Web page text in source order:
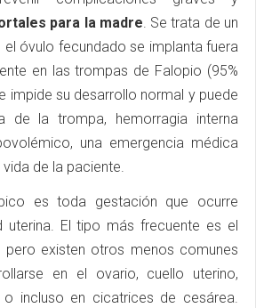
para la madre. Se trata de un
el óvulo fecundado se implanta fuera
en las trompas de Falopio (95%
impide su desarrollo normal y puede
de la trompa, hemorragia interna
una emergencia médica
de la paciente.
es toda gestación que ocurre
El tipo más frecuente es el
pero existen otros menos comunes
en el ovario, cuello uterino,
o incluso en cicatrices de cesárea.